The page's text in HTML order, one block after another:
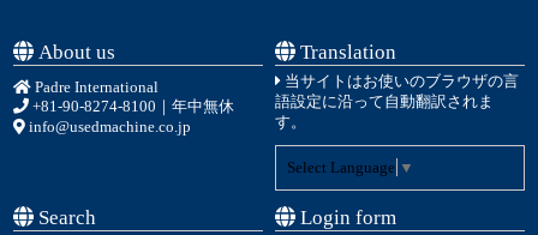
About us
Padre International
+81-90-8274-8100 ｜年中無休
info@usedmachine.co.jp
Translation
当サイトはお使いのブラウザの言
語設定に沿って自動翻訳されま
す。
Select Language ▼
Search Login form